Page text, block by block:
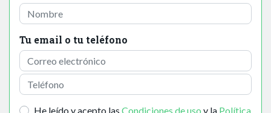
Tu email o tu teléfono
He leído y acepto las Condiciones de uso y la Política